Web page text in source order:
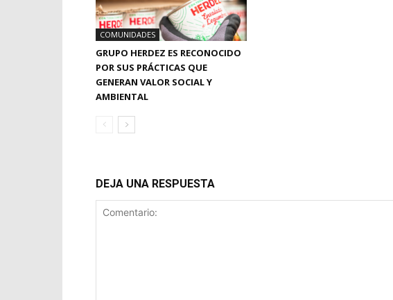
COMUNIDADES
GRUPO HERDEZ ES RECONOCIDO
POR SUS PRÁCTICAS QUE
GENERAN VALOR SOCIAL Y
AMBIENTAL
DEJA UNA RESPUESTA